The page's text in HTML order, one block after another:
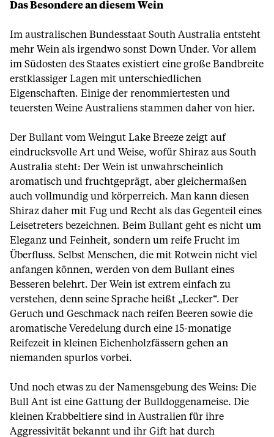
Das Besondere an diesem Wein
Im australischen Bundesstaat South Australia entsteht
mehr Wein als irgendwo sonst Down Under. Vor allem
im Südosten des Staates existiert eine große Bandbreite
erstklassiger Lagen mit unterschiedlichen
Eigenschaften. Einige der renommiertesten und
teuersten Weine Australiens stammen daher von hier.
Der Bullant vom Weingut Lake Breeze zeigt auf
eindrucksvolle Art und Weise, wofür Shiraz aus South
Australia steht: Der Wein ist unwahrscheinlich
aromatisch und fruchtgeprägt, aber gleichermaßen
auch vollmundig und körperreich. Man kann diesen
Shiraz daher mit Fug und Recht als das Gegenteil eines
Leisetreters bezeichnen. Beim Bullant geht es nicht um
Eleganz und Feinheit, sondern um reife Frucht im
Überfluss. Selbst Menschen, die mit Rotwein nicht viel
anfangen können, werden von dem Bullant eines
Besseren belehrt. Der Wein ist extrem einfach zu
verstehen, denn seine Sprache heißt „Lecker“. Der
Geruch und Geschmack nach reifen Beeren sowie die
aromatische Veredelung durch eine 15-monatige
Reifezeit in kleinen Eichenholzfässern gehen an
niemanden spurlos vorbei.
Und noch etwas zu der Namensgebung des Weins: Die
Bull Ant ist eine Gattung der Bulldoggenameise. Die
kleinen Krabbeltiere sind in Australien für ihre
Aggressivität bekannt und ihr Gift hat durch